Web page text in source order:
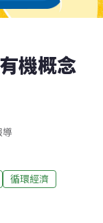
機概念
循環經濟